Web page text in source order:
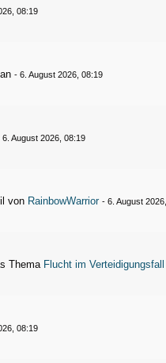
08:19
an-6. August 2026, 08:19
6. August 2026, 08:19
von RainbowWarrior -6. August
Thema Flucht im
08:19